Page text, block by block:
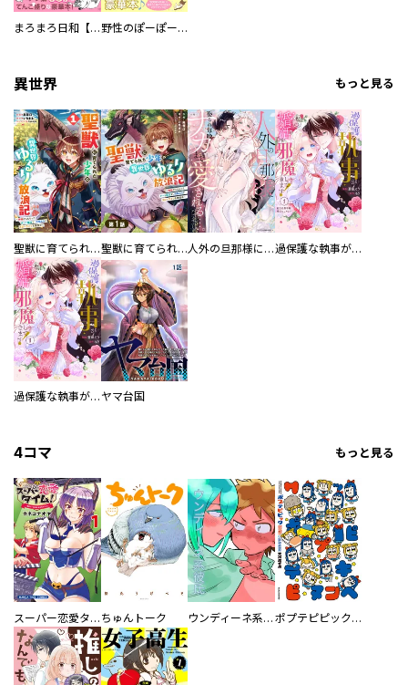
まろまろ日和【豪華版】 野性のぽーぽー【豪華版】
異世界 もっと見る
聖獣に育てられた少年の異世界ゆるり放浪記～神様からもらったチート魔法で、仲間たちとスローライフを満喫中～ 聖獣に育てられた少年の異世界ゆるり放浪記～神様からもらったチート魔法で、仲間たちとスローライフを満喫中～【分冊版】 人外の旦那様に娶られ毎晩ナカまで愛される…。アンソロジー 過保護な執事が私の婚活を邪魔してきます！ 分冊版
過保護な執事が私の婚活を邪魔してきます！ ヤマ台国
4コマ もっと見る
スーパー恋愛タイム！～現場でドＳな彼女は自宅でデレる～ ちゅんトーク ウンディーネ系彼氏 ポプテピピック SEASON EIGHT